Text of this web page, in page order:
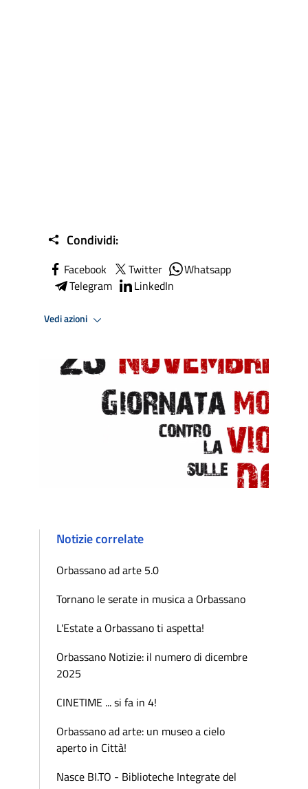
Condividi:
Facebook Twitter
Whatsapp
Telegram
LinkedIn
Vedi azioni
Notizie correlate
Orbassano ad arte 5.0
Tornano le serate in musica a Orbassano
L'Estate a Orbassano ti aspetta!
Orbassano Notizie: il numero di dicembre
2025
CINETIME ... si fa in 4!
Orbassano ad arte: un museo a cielo
aperto in Città!
Nasce BI.TO - Biblioteche Integrate del